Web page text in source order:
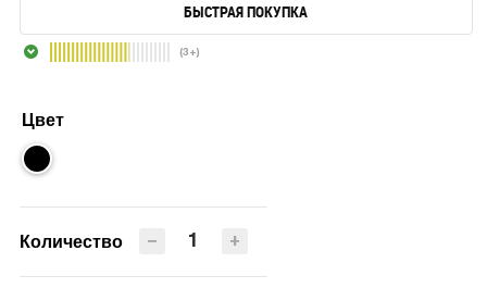
В КОРЗИНУ
БЫСТРАЯ ПОКУПКА
(3+)
Цвет
Количество +
−